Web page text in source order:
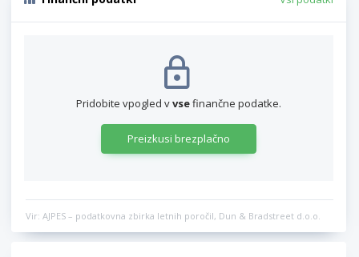
Pridobite vpogled vvsefinančne podatke.
Preizkusi brezplačno
Vir: AJPES – podatkovna zbirka letnih poročil, Dun & Bradstreet d.o.o.